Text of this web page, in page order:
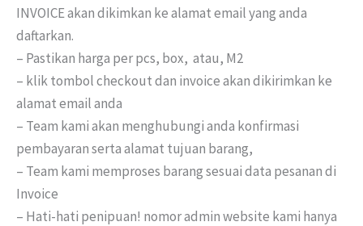
INVOICE akan dikimkan ke alamat email yang anda
daftarkan.
– Pastikan harga per pcs, box, atau, M2
– klik tombol checkout dan invoice akan dikirimkan ke
alamat email anda
– Team kami akan menghubungi anda konfirmasi
pembayaran serta alamat tujuan barang,
– Team kami memproses barang sesuai data pesanan di
Invoice
– Hati-hati penipuan! nomor admin website kami hanya